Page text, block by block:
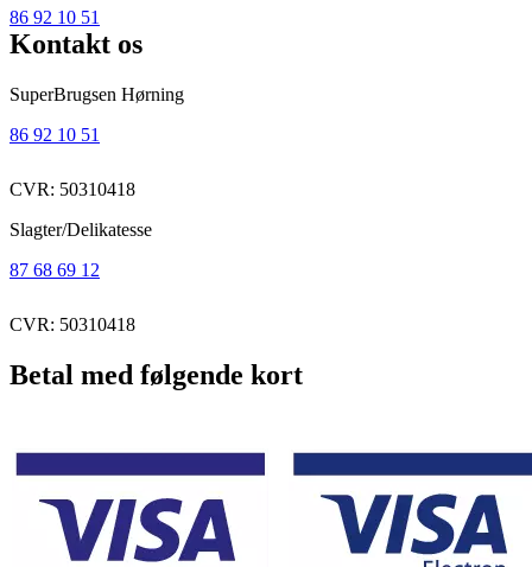
86 92 10 51
Kontakt os
SuperBrugsen Hørning
86 92 10 51
CVR: 50310418
Slagter/Delikatesse
87 68 69 12
CVR: 50310418
Betal med følgende kort